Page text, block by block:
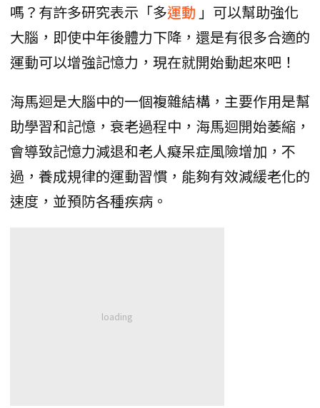
嗎？有許多研究表示「多運動 」可以幫助強化
大腦，即使中年後體力下降，還是有很多合適的
運動可以增強記憶力，現在就開始動起來吧！
海馬迴是大腦中的一個複雜結構，主要作用是幫
助學習和記憶，衰老過程中，海馬迴開始萎縮，
會導致記憶力減退和老人癡呆症風險增加，不
過，養成規律的運動習慣，能夠有效減緩老化的
速度，並預防各種疾病。